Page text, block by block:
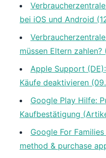
bei iOS und Android
müssen Eltern
Apple Support
Käufe deaktivieren
Google Play Hilfe:
Kaufbestätigung
Google For
method & purchase